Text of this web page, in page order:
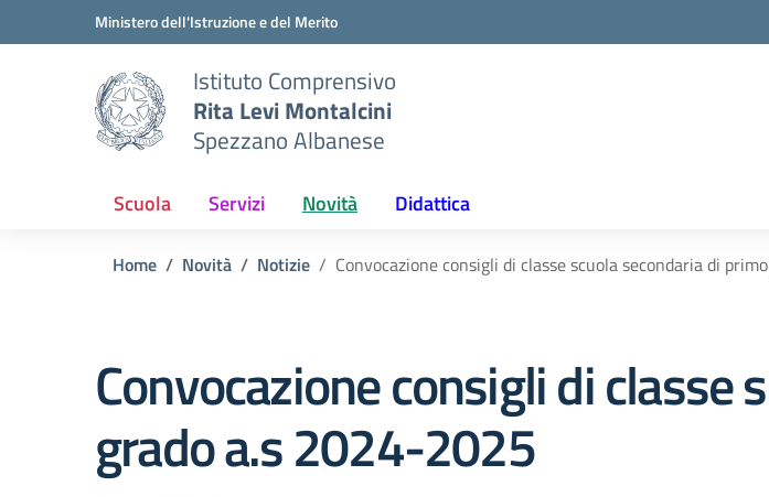
Vai ai contenuti
Vai al menu di navigazioneMinistero dell'Istruzione e del Merito
Istituto Comprensivo
Rita Levi Montalcini
Spezzano Albanese
Scuola Servizi Novità Didattica
Home Novità Notizie Convocazione consigli di classe scuola secondaria di
Convocazione consigli di classe
grado a.s 2024-2025